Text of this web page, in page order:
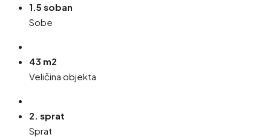
1.5 soban
Sobe
43 m2
Veličina objekta
2. sprat
Sprat